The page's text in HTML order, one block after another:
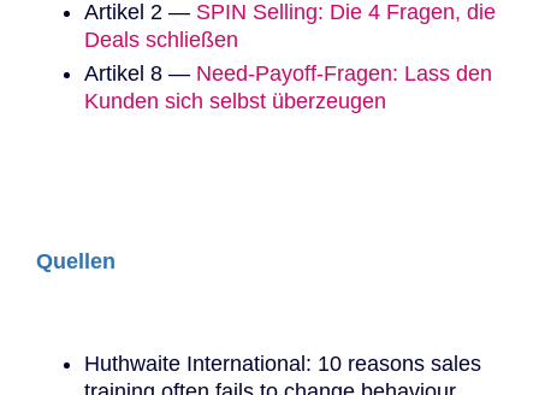
Artikel 2 — SPIN Selling: Die 4 Fragen, die
Deals schließen
Artikel 8 — Need-Payoff-Fragen: Lass den
Kunden sich selbst überzeugen
Quellen
Huthwaite International: 10 reasons sales